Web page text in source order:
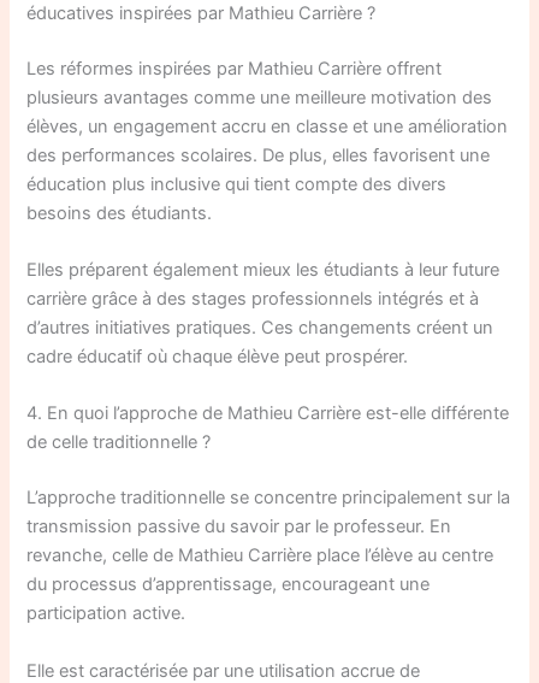
éducatives inspirées par Mathieu Carrière ?
Les réformes inspirées par Mathieu Carrière offrent
plusieurs avantages comme une meilleure motivation des
élèves, un engagement accru en classe et une amélioration
des performances scolaires. De plus, elles favorisent une
éducation plus inclusive qui tient compte des divers
besoins des étudiants.
Elles préparent également mieux les étudiants à leur future
carrière grâce à des stages professionnels intégrés et à
d’autres initiatives pratiques. Ces changements créent un
cadre éducatif où chaque élève peut prospérer.
4. En quoi l’approche de Mathieu Carrière est-elle différente
de celle traditionnelle ?
L’approche traditionnelle se concentre principalement sur la
transmission passive du savoir par le professeur. En
revanche, celle de Mathieu Carrière place l’élève au centre
du processus d’apprentissage, encourageant une
participation active.
Elle est caractérisée par une utilisation accrue de